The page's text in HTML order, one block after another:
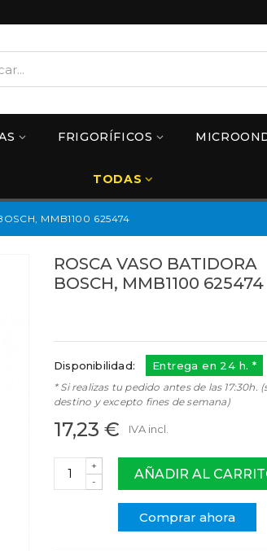
FRIGORÍFICOS
TODAS
MMB1100 625474
ROSCA VASO BATIDORA
BOSCH, MMB1100 625474
Disponibilidad: Entrega en 24 h. *
* Si realizas tu pedido antes de las 17:30h.
destino y excepto fines de semana)
17,23 € IVA incl.
-
+
AÑADIR AL
Comprar ahora